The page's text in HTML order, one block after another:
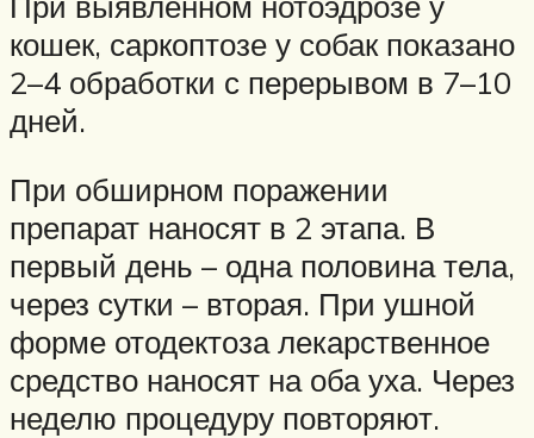
кошек, саркоптозе у собак показано
2–4 обработки с перерывом в 7–10
дней.
При обширном поражении
препарат наносят в 2 этапа. В
первый день – одна половина тела,
через сутки – вторая. При ушной
форме отодектоза лекарственное
средство наносят на оба уха. Через
неделю процедуру повторяют.